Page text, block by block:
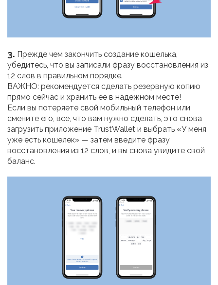
3. Прежде чем закончить создание кошелька,
убедитесь, что вы записали фразу восстановления из
12 слов в правильном порядке.
ВАЖНО: рекомендуется сделать резервную копию
прямо сейчас и хранить ее в надежном месте!
Если вы потеряете свой мобильный телефон или
смените его, все, что вам нужно сделать, это снова
загрузить приложение TrustWallet и выбрать «У меня
уже есть кошелек» — затем введите фразу
восстановления из 12 слов, и вы снова увидите свой
баланс.